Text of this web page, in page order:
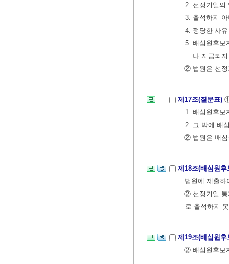
2. 선정기일의
3. 출석하지
4. 정당한 사
5. 배심원후보
나 지급되
② 법원은 선
제17조(질문표)
1. 배심원후보
2. 그 밖에 배
② 법원은 배심
제18조(배심원
법원에 제출하
② 선정기일 통
로 출석하지
제19조(배심원
② 배심원후보